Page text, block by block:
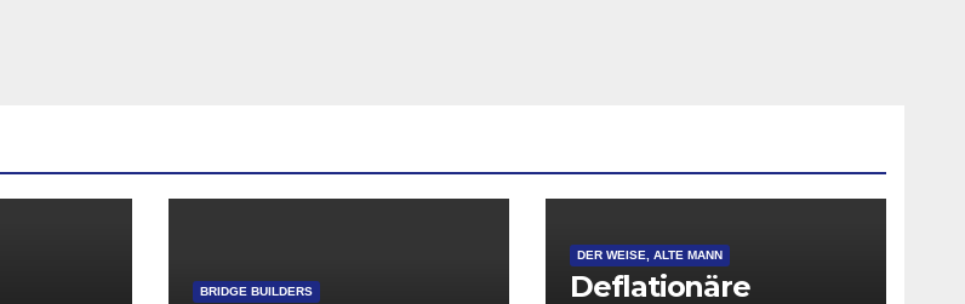
BRIDGE BUILDERS
DER WEISE, ALTE MANN
Deflationäre